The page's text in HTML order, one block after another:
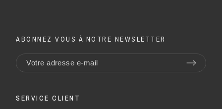
ABONNEZ VOUS À NOTRE NEWSLETTER
SERVICE CLIENT